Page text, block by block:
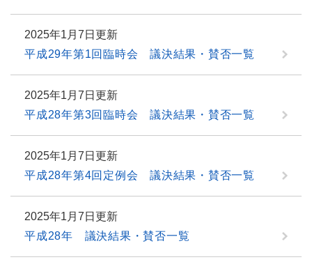
2025年1月7日更新
平成29年第1回臨時会 議決結果・賛否一覧
2025年1月7日更新
平成28年第3回臨時会 議決結果・賛否一覧
2025年1月7日更新
平成28年第4回定例会 議決結果・賛否一覧
2025年1月7日更新
平成28年 議決結果・賛否一覧